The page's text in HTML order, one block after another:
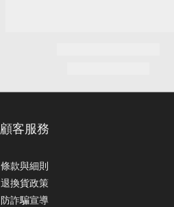
顧客服務
條款與細則
退換貨政策
防詐騙宣導